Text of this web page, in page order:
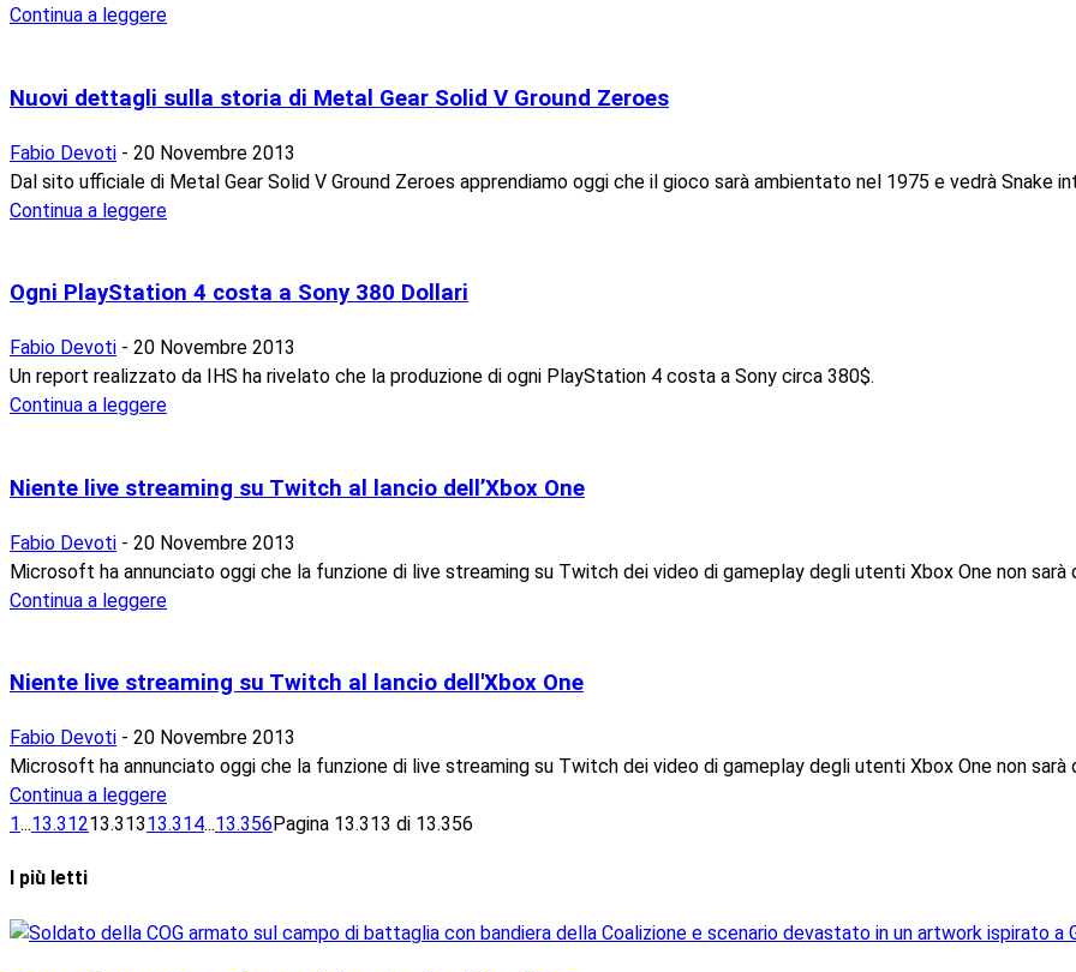
Continua a leggere
Nuovi dettagli sulla storia di Metal Gear Solid V Ground Zeroes
Fabio Devoti - 20 Novembre 2013
Dal sito ufficiale di Metal Gear Solid V Ground Zeroes apprendiamo oggi che il gioco sarà ambientato nel 1975 e vedrà Snake
Continua a leggere
Ogni PlayStation 4 costa a Sony 380 Dollari
Fabio Devoti - 20 Novembre 2013
Un report realizzato da IHS ha rivelato che la produzione di ogni PlayStation 4 costa a Sony circa 380$.
Continua a leggere
Niente live streaming su Twitch al lancio dell’Xbox One
Fabio Devoti - 20 Novembre 2013
Microsoft ha annunciato oggi che la funzione di live streaming su Twitch dei video di gameplay degli utenti Xbox One non sarà
Continua a leggere
Niente live streaming su Twitch al lancio dell'Xbox One
Fabio Devoti - 20 Novembre 2013
Microsoft ha annunciato oggi che la funzione di live streaming su Twitch dei video di gameplay degli utenti Xbox One non sarà
Continua a leggere
1...13.31213.31313.314...13.356Pagina 13.313 di 13.356
I più letti